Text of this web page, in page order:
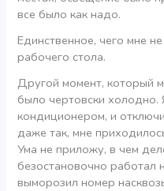
все было как надо.
Единственное, чего мне
рабочего стола.
Другой момент, который
было чертовски холодно.
кондиционером, и
даже так, мне
Ума не приложу, в чем
безостановочно работал
выморозил номер